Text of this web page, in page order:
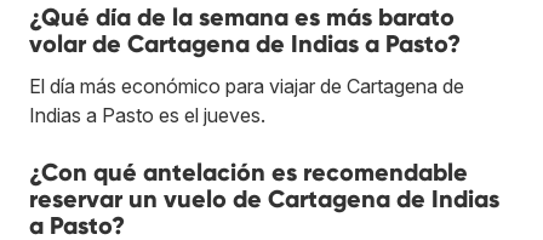
¿Qué día de la semana es más barato
volar de Cartagena de Indias a Pasto?
El día más económico para viajar de Cartagena de
Indias a Pasto es el jueves.
¿Con qué antelación es recomendable
reservar un vuelo de Cartagena de Indias
a Pasto?